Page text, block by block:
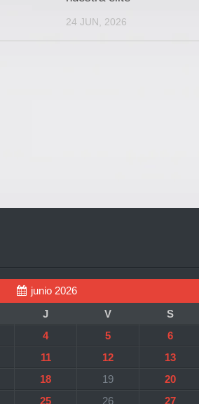
24 JUN, 2026
junio 2026
J V S
4 5 6
11 12 13
18 19 20
25 26 27